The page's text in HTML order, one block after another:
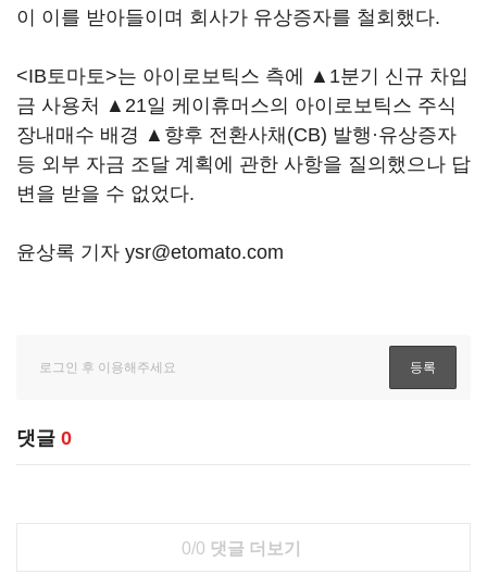
이 이를 받아들이며 회사가 유상증자를 철회했다.
<IB토마토>는 아이로보틱스 측에 ▲1분기 신규 차입
금 사용처 ▲21일 케이휴머스의 아이로보틱스 주식
장내매수 배경 ▲향후 전환사채(CB) 발행·유상증자
등 외부 자금 조달 계획에 관한 사항을 질의했으나 답
변을 받을 수 없었다.
윤상록 기자 ysr@etomato.com
댓글 0
0/0 댓글 더보기